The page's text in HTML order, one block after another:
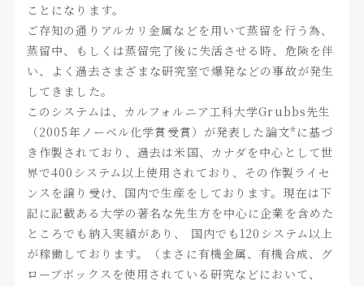
ことになります。
ご存知の通りアルカリ金属などを用いて蒸留を行う為、
蒸留中、もしくは蒸留完了後に失活させる時、危険を伴
い、よく過去さまざまな研究室で爆発などの事故が発生
してきました。
このシステムは、カルフォルニア工科大学Grubbs先生
（2005年ノーベル化学賞受賞）が発表した論文*に基づ
き作製されており、過去は米国、カナダを中心として世
界で400システム以上使用されており、その作製ライセ
ンスを譲り受け、国内で生産をしております。現在は下
記に記載ある大学の著名な先生方を中心に企業を含めた
ところでも納入実績があり、 国内でも120システム以上
が稼働しております。（まさに有機金属、有機合成、グ
ローブボックスを使用されている研究などにおいて、